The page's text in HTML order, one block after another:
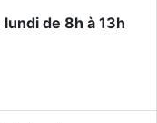
de 8h à 13h